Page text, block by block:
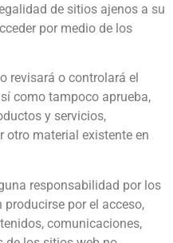
de sitios ajenos a su
por medio de los
revisará o controlará el
como tampoco aprueba,
y servicios,
otro material existente en
responsabilidad por los
por el acceso,
comunicaciones,